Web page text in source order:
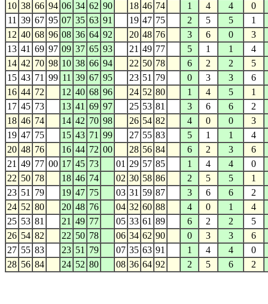
10 38 66 94 06 34 62 90 18 46 74 1 4 4
0
11 39 67 95 07 35 63 91 19 47 75 2 5 5
1
12 40 68 96 08 36 64 92 20 48 76 3 6 0
3
13 41 69 97 09 37 65 93 21 49 77 5 1 1
4
14 42 70 98 10 38 66 94 22 50 78 6 2 2
5
15 43 71 99 11 39 67 95 23 51 79 0 3 3
6
16 44 72 12 40 68 96 24 52 80 1 4 5
1
17 45 73 13 41 69 97 25 53 81 3 6 6
2
18 46 74 14 42 70 98 26 54 82 4 0 0
3
19 47 75 15 43 71 99 27 55 83 5 1 1
4
20 48 76 16 44 72 00 28 56 84 6 2 3
6
21 49 77 00 17 45 73 01 29 57 85 1 4 4
0
22 50 78 18 46 74 02 30 58 86 2 5 5
1
23 51 79 19 47 75 03 31 59 87 3 6 6
2
24 52 80 20 48 76 04 32 60 88 4 0 1
4
25 53 81 21 49 77 05 33 61 89 6 2 2
5
26 54 82 22 50 78 06 34 62 90 0 3 3
6
27 55 83 23 51 79 07 35 63 91 1 4 4
0
28 56 84 24 52 80 08 36 64 92 2 5 6 2